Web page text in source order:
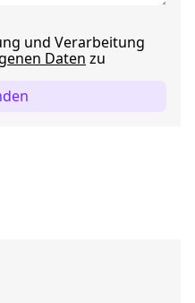
und Verarbeitung
Daten zu